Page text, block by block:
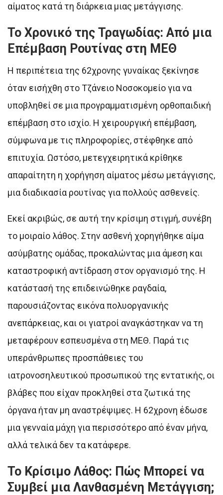
αίματος κατά τη διάρκεια μιας μετάγγισης.
Το Χρονικό της Τραγωδίας: Από μια
Επέμβαση Ρουτίνας στη ΜΕΘ
Η περιπέτεια της 62χρονης γυναίκας ξεκίνησε
όταν εισήχθη στο Τζάνειο Νοσοκομείο για να
υποβληθεί σε μια προγραμματισμένη ορθοπαιδική
επέμβαση στο ισχίο. Η χειρουργική επέμβαση,
σύμφωνα με τις πληροφορίες, στέφθηκε από
επιτυχία. Ωστόσο, μετεγχειρητικά κρίθηκε
απαραίτητη η χορήγηση αίματος μέσω μετάγγισης,
μια διαδικασία ρουτίνας για πολλούς ασθενείς.
Εκεί ακριβώς, σε αυτή την κρίσιμη στιγμή, συνέβη
το μοιραίο λάθος. Στην ασθενή χορηγήθηκε αίμα
ασύμβατης ομάδας, προκαλώντας μια άμεση και
καταστροφική αντίδραση στον οργανισμό της. Η
κατάστασή της επιδεινώθηκε ραγδαία,
παρουσιάζοντας εικόνα πολυοργανικής
ανεπάρκειας, και οι γιατροί αναγκάστηκαν να τη
μεταφέρουν εσπευσμένα στη ΜΕΘ. Παρά τις
υπεράνθρωπες προσπάθειες του
ιατρονοσηλευτικού προσωπικού της εντατικής, οι
βλάβες που είχαν προκληθεί στα ζωτικά της
όργανα ήταν μη αναστρέψιμες. Η 62χρονη έδωσε
μια γενναία μάχη για περισσότερο από έναν μήνα,
αλλά τελικά δεν τα κατάφερε.
Το Κρίσιμο Λάθος: Πώς Μπορεί να
Συμβεί μια Λανθασμένη Μετάγγιση;